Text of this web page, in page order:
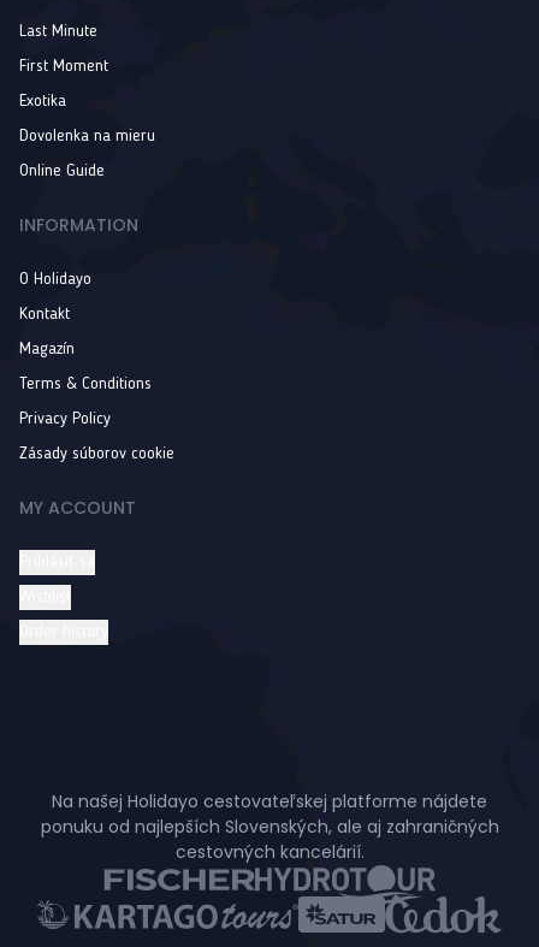
Last Minute
First Moment
Exotika
Dovolenka na mieru
Online Guide
INFORMATION
O Holidayo
Kontakt
Magazín
Terms & Conditions
Privacy Policy
Zásady súborov cookie
MY ACCOUNT
Na našej Holidayo cestovateľskej platforme nájdete
ponuku od najlepších Slovenských, ale aj zahraničných
cestovných kancelárií.